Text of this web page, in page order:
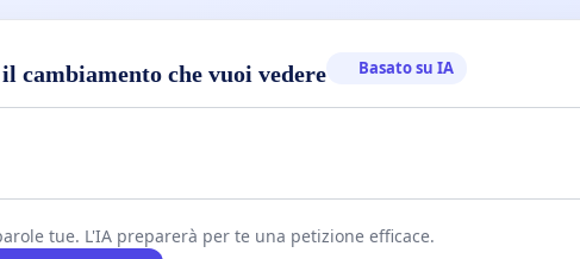
cambiamento che vuoi vedere Basato su IA
tue. L'IA preparerà per te una petizione efficace.